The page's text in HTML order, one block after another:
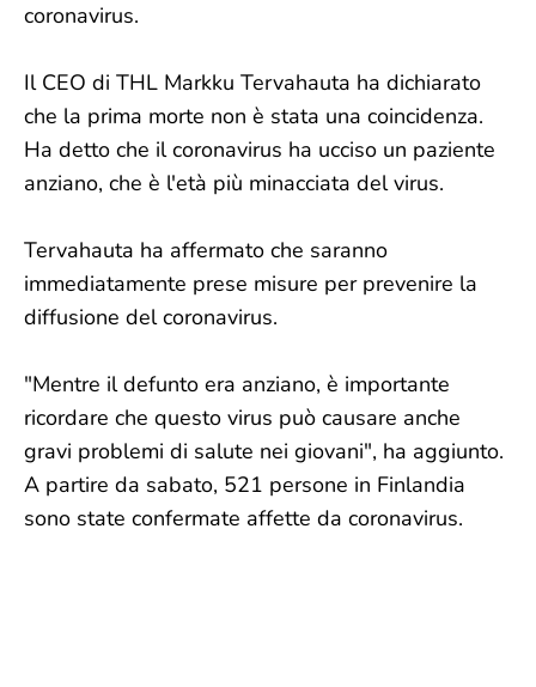
coronavirus.
Il CEO di THL Markku Tervahauta ha dichiarato
che la prima morte non è stata una coincidenza.
Ha detto che il coronavirus ha ucciso un paziente
anziano, che è l'età più minacciata del virus.
Tervahauta ha affermato che saranno
immediatamente prese misure per prevenire la
diffusione del coronavirus.
"Mentre il defunto era anziano, è importante
ricordare che questo virus può causare anche
gravi problemi di salute nei giovani", ha aggiunto.
A partire da sabato, 521 persone in Finlandia
sono state confermate affette da coronavirus.